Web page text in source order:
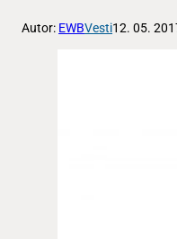
Autor: EWBVesti12. 05.